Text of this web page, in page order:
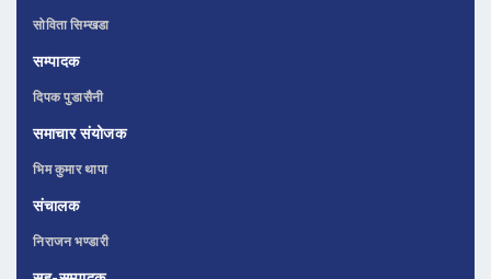
सोविता सिम्खडा
सम्पादक
दिपक पुडासैनी
समाचार संयोजक
भिम कुमार थापा
संचालक
निराजन भण्डारी